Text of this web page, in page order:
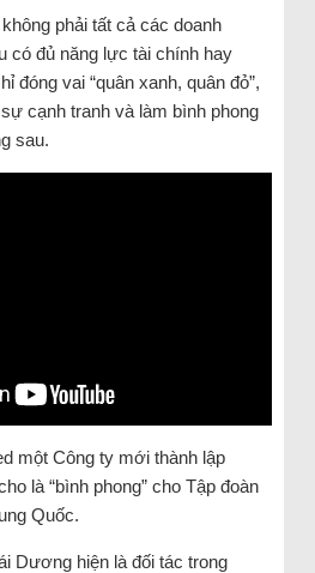
phải tất cả các doanh
có đủ năng lực tài chính hay
đóng vai “quân xanh, quân đỏ”,
cạnh tranh và làm bình phong
sau.
một Công ty mới thành lập
là “bình phong” cho Tập đoàn
Quốc.
Dương hiện là đối tác trong